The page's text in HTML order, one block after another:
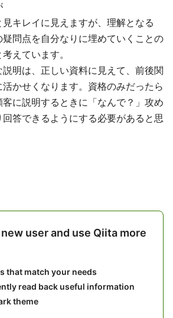
キレイに見えますが、理解となる
問点を自分なりに埋めていくことの
えています。
明は、正しい資料に見えて、前後関
かせくなります。資格のみだったら
に説明するときに「なんで？」攻め
答できるようにする必要があると思
user and use Qiita more
that match your needs
read back useful information
theme